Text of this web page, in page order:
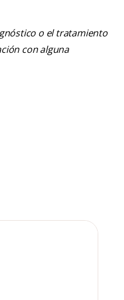
o el tratamiento
con alguna